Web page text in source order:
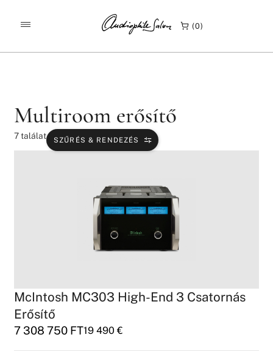
0
KEZDŐLAP TERMÉKEK / ERŐSÍTŐK
/
Multiroom erősítő
7találat SZŰRÉS & RENDEZÉS
McIntosh MC303 High-End 3 Csatornás
Erősítő
7 308 750 FT19 490€